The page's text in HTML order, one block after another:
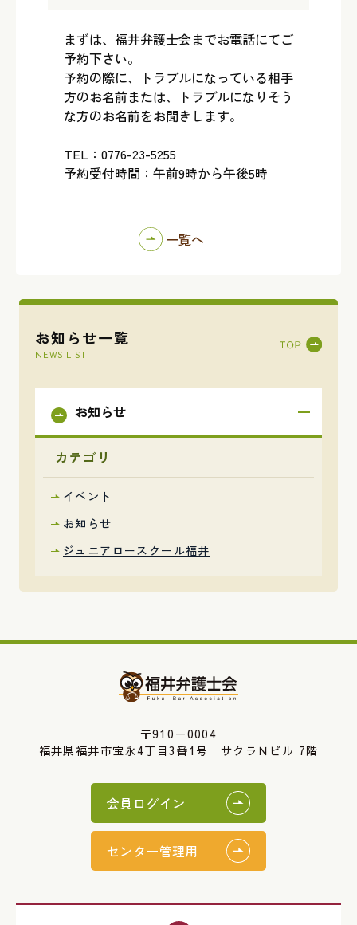
お知らせ一覧
NEWS LIST
お知らせ
カテゴリ
イベント
お知らせ
ジュニアロースクール福井
まずは、福井弁護士会までお電話にてご
予約下さい。
予約の際に、トラブルになっている相手
方のお名前または、トラブルになりそう
な方のお名前をお聞きします。
TEL：0776-23-5255
予約受付時間：午前9時から午後5時
一覧へ
〒910－0004
福井県福井市宝永4丁目3番1号 サクラＮビル 7階
会員ログイン
センター管理用